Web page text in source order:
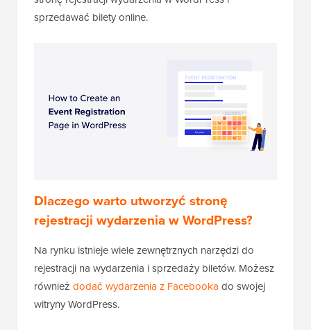
sprzedawać bilety online.
Dlaczego warto utworzyć stronę
rejestracji wydarzenia w WordPress?
Na rynku istnieje wiele zewnętrznych narzędzi do
rejestracji na wydarzenia i sprzedaży biletów. Możesz
również dodać wydarzenia z Facebooka do swojej
witryny WordPress.